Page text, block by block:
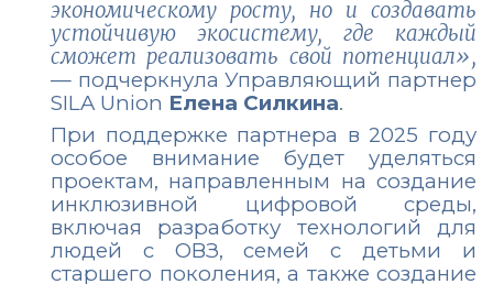
экономическому росту, но и создавать
устойчивую экосистему, где каждый
сможет реализовать свой потенциал»,
— подчеркнула Управляющий партнер
SILA Union Елена Силкина.
При поддержке партнера в 2025 году
особое внимание будет уделяться
проектам, направленным на создание
инклюзивной цифровой среды,
включая разработку технологий для
людей с ОВЗ, семей с детьми и
старшего поколения, а также создание